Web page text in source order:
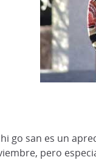
go san es un
pero